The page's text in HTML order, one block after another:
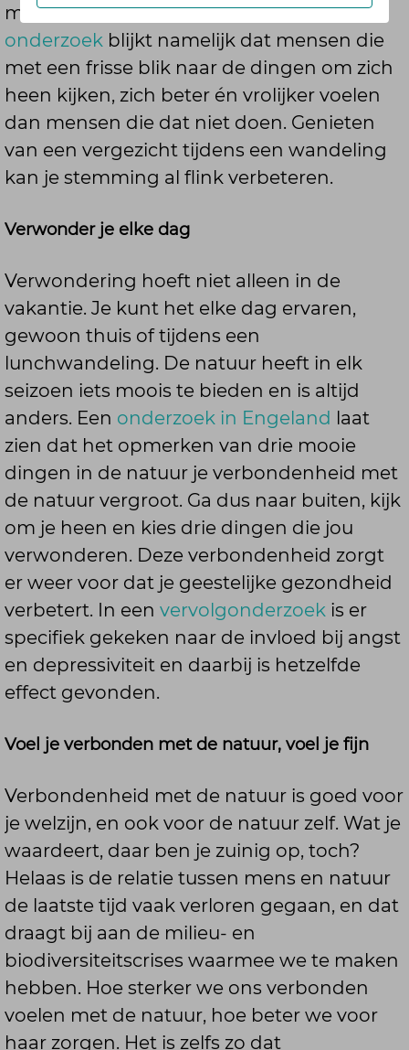
mentale gezondheid. UitAmerikaans
onderzoek blijkt namelijk dat mensen die
met een frisse blik naar de dingen om zich
heen kijken, zich beter én vrolijker voelen
dan mensen die dat niet doen. Genieten
van een vergezicht tijdens een wandeling
kan je stemming al flink verbeteren.
Verwonder je elke dag
Verwondering hoeft niet alleen in de
vakantie. Je kunt het elke dag ervaren,
gewoon thuis of tijdens een
lunchwandeling. De natuur heeft in elk
seizoen iets moois te bieden en is altijd
anders. Een onderzoek in Engeland laat
zien dat het opmerken van drie mooie
dingen in de natuur je verbondenheid met
de natuur vergroot. Ga dus naar buiten, kijk
om je heen en kies drie dingen die jou
verwonderen. Deze verbondenheid zorgt
er weer voor dat je geestelijke gezondheid
verbetert. In een vervolgonderzoek is er
specifiek gekeken naar de invloed bij angst
en depressiviteit en daarbij is hetzelfde
effect gevonden.
Voel je verbonden met de natuur, voel je fijn
Verbondenheid met de natuur is goed voor
je welzijn, en ook voor de natuur zelf. Wat je
waardeert, daar ben je zuinig op, toch?
Helaas is de relatie tussen mens en natuur
de laatste tijd vaak verloren gegaan, en dat
draagt bij aan de milieu- en
biodiversiteitscrises waarmee we te maken
hebben. Hoe sterker we ons verbonden
voelen met de natuur, hoe beter we voor
haar zorgen. Het is zelfs zo dat